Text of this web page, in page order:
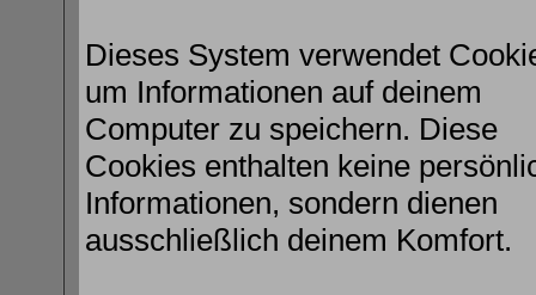
Dieses System verwendet
um Informationen auf deinem
Computer zu speichern. Diese
Cookies enthalten keine
Informationen, sondern dienen
ausschließlich deinem Komfort.